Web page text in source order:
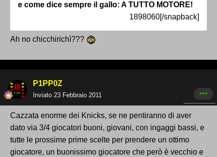
e come dice sempre il gallo: A TUTTO MOTORE!
1898060[/snapback]
Ah no chicchirichì???
P1PP0Z
Inviato 23 Febbraio 2011
Cazzata enorme dei Knicks, se ne pentiranno di aver
dato via 3/4 giocatori buoni, giovani, con ingaggi bassi, e
tutte le prossime prime scelte per prendere un ottimo
giocatore, un buonissimo giocatore che però è vecchio e